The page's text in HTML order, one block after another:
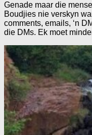
Genade maar die
Boudjies nie verskyn
comments, emails, ‘n
die DMs. Ek moet